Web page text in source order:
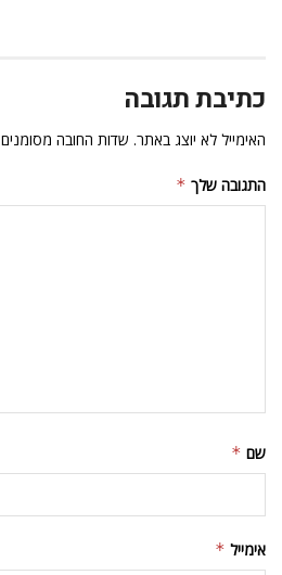
כתיבת תגובה
האימייל לא יוצג באתר. שדות החובה מסומנים
התגובה שלך *
שם *
אימייל *